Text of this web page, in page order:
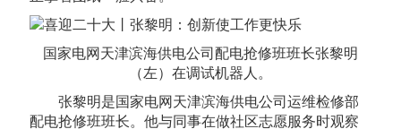
国家电网天津滨海供电公司配电抢修班班长张黎明
（左）在调试机器人。
张黎明是国家电网天津滨海供电公司运维检修部
配电抢修班班长。他与同事在做社区志愿服务时观察